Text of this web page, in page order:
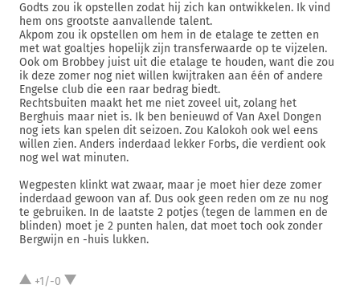
Godts zou ik opstellen zodat hij zich kan ontwikkelen. Ik vind
hem ons grootste aanvallende talent.
Akpom zou ik opstellen om hem in de etalage te zetten en
met wat goaltjes hopelijk zijn transferwaarde op te vijzelen.
Ook om Brobbey juist uit die etalage te houden, want die zou
ik deze zomer nog niet willen kwijtraken aan één of andere
Engelse club die een raar bedrag biedt.
Rechtsbuiten maakt het me niet zoveel uit, zolang het
Berghuis maar niet is. Ik ben benieuwd of Van Axel Dongen
nog iets kan spelen dit seizoen. Zou Kalokoh ook wel eens
willen zien. Anders inderdaad lekker Forbs, die verdient ook
nog wel wat minuten.
Wegpesten klinkt wat zwaar, maar je moet hier deze zomer
inderdaad gewoon van af. Dus ook geen reden om ze nu nog
te gebruiken. In de laatste 2 potjes (tegen de lammen en de
blinden) moet je 2 punten halen, dat moet toch ook zonder
Bergwijn en -huis lukken.
+1/-0